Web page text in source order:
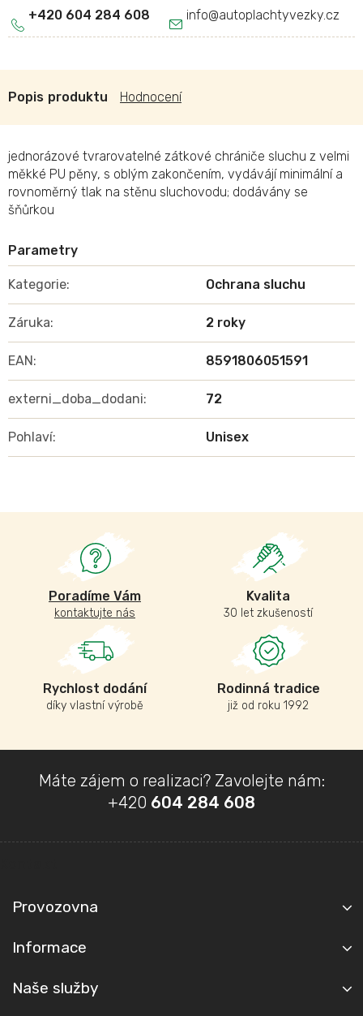
info@autoplachtyvezky.cz
+420 604 284 608
Poradíme Vám
kontaktujte nás
Kvalita
30 let zkušeností
Rychlost dodání
díky vlastní výrobě
Rodinná tradice
již od roku 1992
Popis Hodnocení
jednorázové tvrarovatelné zátkové chrániče sluchu z velmi
měkké PU pěny, s oblým zakončením, vydávájí minimální a
rovnoměrný tlak na stěnu sluchovodu; dodávány se
šňůrkou
Kategorie: Ochrana sluchu
Záruka: 2 roky
EAN: 8591806051591
externi_doba_dodani: 72
Pohlaví: Unisex
a
Máte zájem o realizaci? Zavolejte nám:
+420 604 284 608
Provozovna
Informace
Naše služby